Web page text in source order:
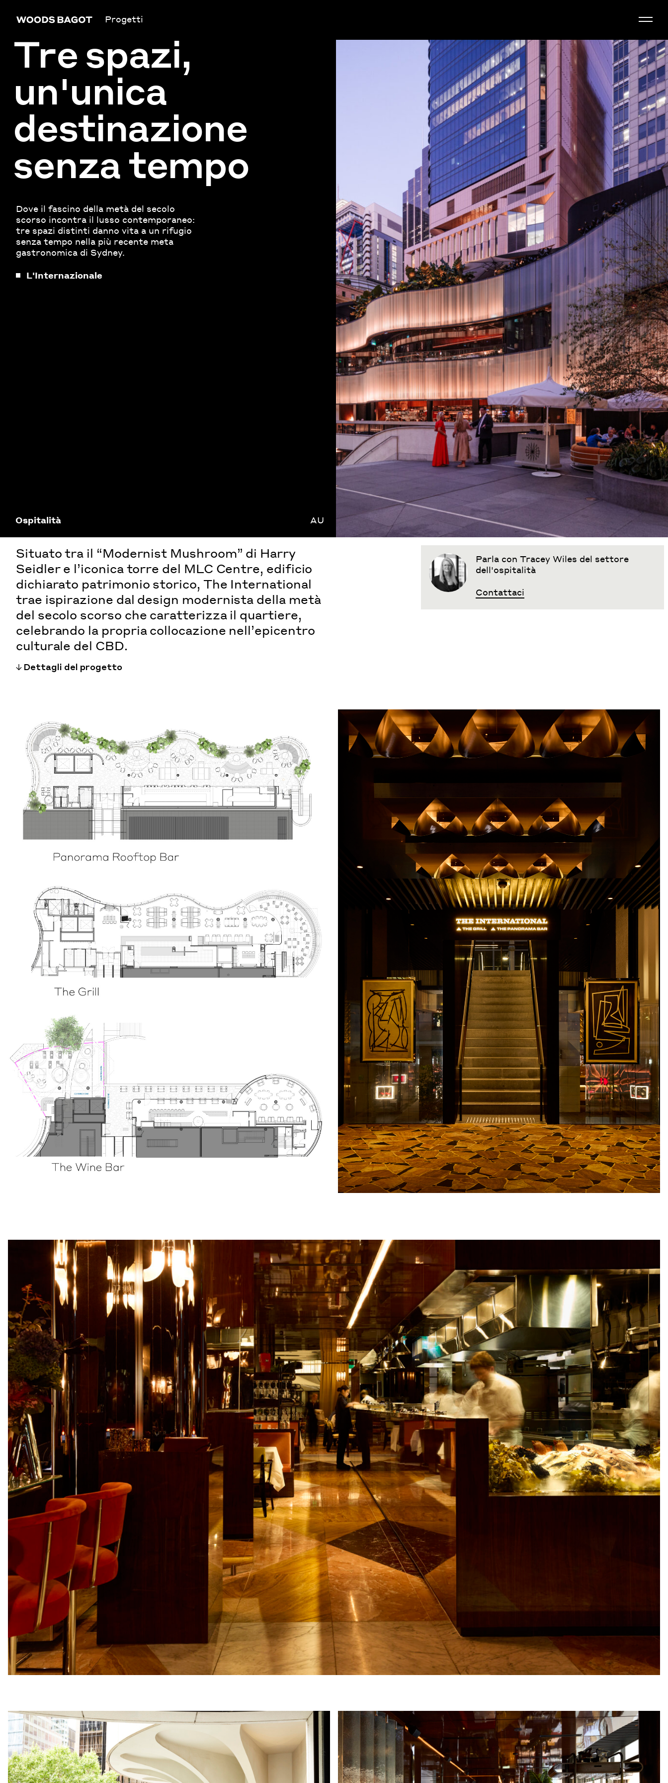
Progetti
Tre spazi,
un'unica
destinazione
senza tempo
Dove il fascino della metà del secolo
scorso incontra il lusso contemporaneo:
tre spazi distinti danno vita a un rifugio
senza tempo nella più recente meta
gastronomica di Sydney.
L'Internazionale
Ospitalità AU
Situato tra il “Modernist Mushroom” di Harry
Seidler e l’iconica torre del MLC Centre, edificio
dichiarato patrimonio storico, The International
trae ispirazione dal design modernista della metà
del secolo scorso che caratterizza il quartiere,
celebrando la propria collocazione nell’epicentro
culturale del CBD.
Parla con Tracey Wiles del settore
dell'ospitalità
Contattaci
Dettagli del progetto